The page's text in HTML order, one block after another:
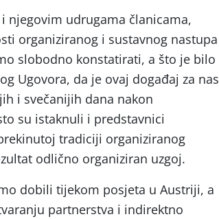
njegovim udrugama članicama,
organiziranog i sustavnog nastupa
slobodno konstatirati, a što je bilo
Ugovora, da je ovaj događaj za nas
i svečanijih dana nakon
su istaknuli i predstavnici
tradiciji organiziranog
odlično organiziran uzgoj.
dobili tijekom posjeta u Austriji, a
partnerstva i indirektno